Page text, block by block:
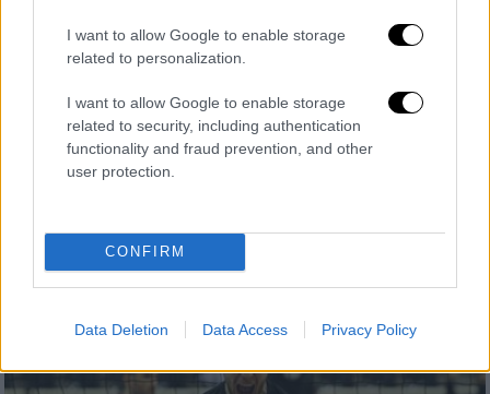
I want to allow Google to enable storage
related to personalization.
I want to allow Google to enable storage
related to security, including authentication
functionality and fraud prevention, and other
user protection.
CONFIRM
Data Deletion Data Access Privacy Policy
Χαλάνδρι: «Το όπλο δεν ήταν δικό μου,
είχαμε ραντεβού να δω το παιδί» - Τι
ισχυρίζεται η 49χρονη
ενέδρα στον 68χρονο γιατρό